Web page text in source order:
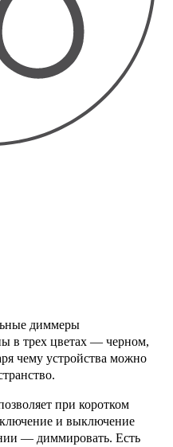
диммеры
в трех цветах — черном,
чему устройства можно
при коротком
и выключение
— диммировать. Есть